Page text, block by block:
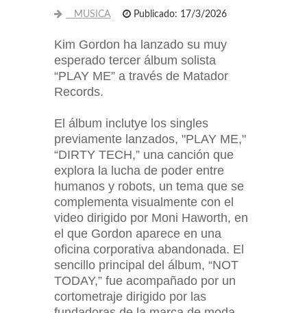
MUSICA Publicado: 17/3/2026
Kim Gordon ha lanzado su muy
esperado tercer álbum solista
“PLAY ME” a través de Matador
Records.
El álbum inclutye los singles
previamente lanzados, "PLAY ME,"
“DIRTY TECH,” una canción que
explora la lucha de poder entre
humanos y robots, un tema que se
complementa visualmente con el
video dirigido por Moni Haworth, en
el que Gordon aparece en una
oficina corporativa abandonada. El
sencillo principal del álbum, “NOT
TODAY,” fue acompañado por un
cortometraje dirigido por las